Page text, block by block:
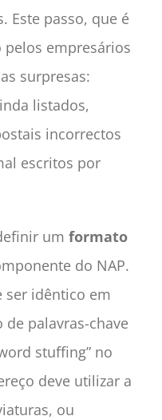
Este passo, que é
empresários
surpresas:
listados,
incorrectos
escritos por
um formato
do NAP.
ser idêntico em
palavras-chave
stuffing” no
deve utilizar a
ou